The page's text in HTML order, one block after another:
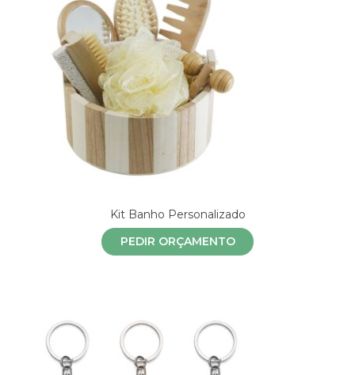
Kit Banho Personalizado
PEDIR ORÇAMENTO